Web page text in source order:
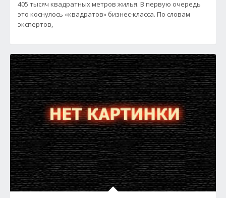
405 тысяч квадратных метров жилья. В первую очередь
это коснулось «квадратов» бизнес-класса. По словам
экспертов,